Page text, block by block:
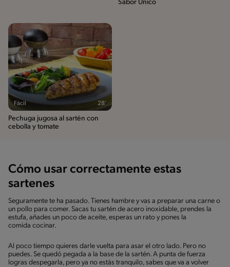
Sabor Único
Fácil 28'
Pechuga jugosa al sartén con
cebolla y tomate
Cómo usar correctamente estas
sartenes
Seguramente te ha pasado. Tienes hambre y vas a preparar una carne o
un pollo para comer. Sacas tu sartén de acero inoxidable, prendes la
estufa, añades un poco de aceite, esperas un rato y pones la
comida cocinar.
Al poco tiempo quieres darle vuelta para asar el otro lado. Pero no
puedes. Se quedó pegada a la base de la sartén. A punta de fuerza
logras despegarla, pero ya no estás tranquilo, sabes que va a volver